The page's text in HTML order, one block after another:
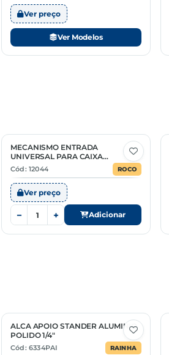
Ver preço
Ver Modelos
MECANISMO ENTRADA
UNIVERSAL PARA CAIXA
ACOPLADA
Cód: 12044 ROCO
Ver preço
− + Adicionar
5 Opções
ALCA APOIO STANDER ALUMINIO
POLIDO 1/4"
Cód: 6334PAI RAINHA